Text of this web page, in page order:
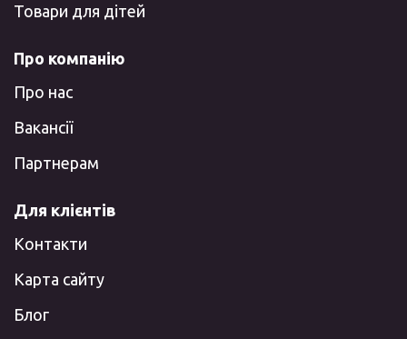
Товари для дітей
Про компанію
Про нас
Вакансії
Партнерам
Для клієнтів
Контакти
Карта сайту
Блог